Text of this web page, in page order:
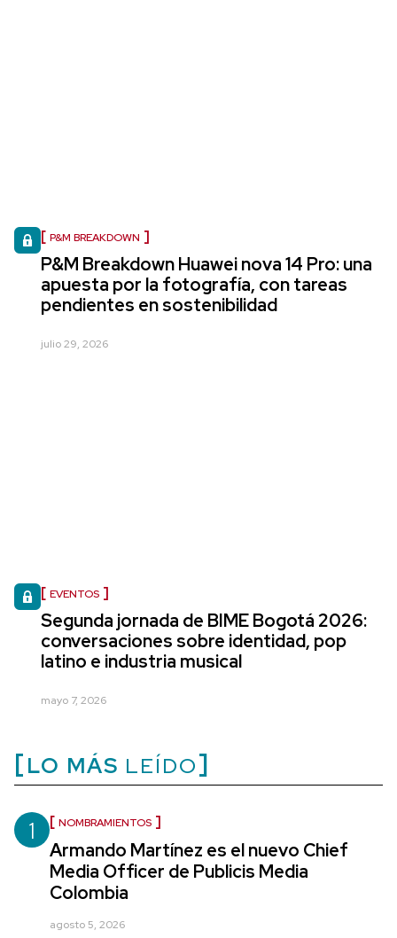
P&M BREAKDOWN
P&M Breakdown Huawei nova 14 Pro: una
apuesta por la fotografía, con tareas
pendientes en sostenibilidad
julio 29, 2026
EVENTOS
Segunda jornada de BIME Bogotá 2026:
conversaciones sobre identidad, pop
latino e industria musical
mayo 7, 2026
LO MÁS LEÍDO
1 NOMBRAMIENTOS
Armando Martínez es el nuevo Chief
Media Officer de Publicis Media
Colombia
agosto 5, 2026